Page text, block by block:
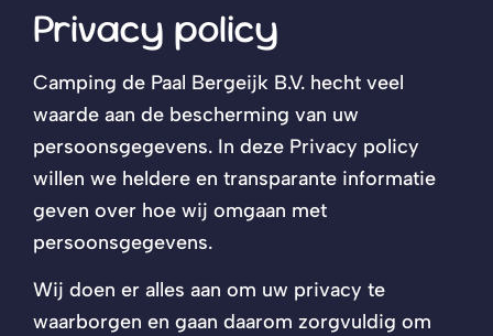
Privacy policy
Camping de Paal Bergeijk B.V. hecht veel
waarde aan de bescherming van uw
persoonsgegevens. In deze Privacy policy
willen we heldere en transparante informatie
geven over hoe wij omgaan met
persoonsgegevens.
Wij doen er alles aan om uw privacy te
waarborgen en gaan daarom zorgvuldig om